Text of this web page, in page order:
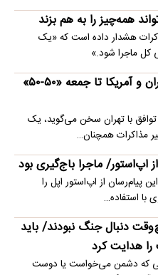
همه‌چیز را به هم بزند
هشدار داده است که «یک
کل ماجرا شود.»
مقام خلیجی: شانس توافق ایران و آمریکا تا جمعه «۵۰-۵۰»
با تهران سخن می‌گوید، یک
مذاکرات همچنان…
اپ‌استور/ ماجرا باج‌گیری بود
پیام‌رسان از اپ‌استور اپل را
با استفاده…
دنبال جنگ نبودند/ باید
هدایت کرد
که دشمن می‌خواست یا دوست